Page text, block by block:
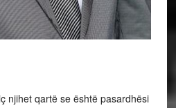
njihet qartë se është pasardhësi